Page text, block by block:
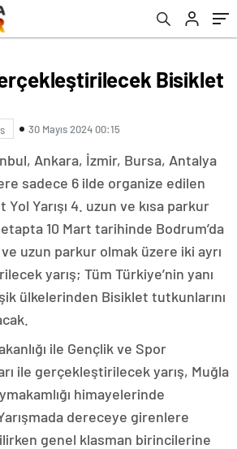
Bisiklet
30 Mayıs 2024 00:15
Ankara, İzmir, Bursa, Antalya
sadece 6 ilde organize edilen
Yarışı 4. uzun ve kısa parkur
10 Mart tarihinde Bodrum’da
uzun parkur olmak üzere iki ayrı
yarış; Tüm Türkiye’nin yanı
ülkelerinden Bisiklet tutkunlarını
ile Gençlik ve Spor
ile gerçekleştirilecek yarış, Muğla
himayelerinde
dereceye girenlere
genel klasman birincilerine